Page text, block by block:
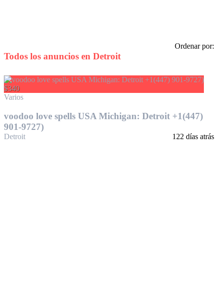
Todos los anuncios en Detroit
Ordenar por:
$340
Varios
voodoo love spells USA Michigan: Detroit +1(447)
901-9727)
Detroit 122 días atrás